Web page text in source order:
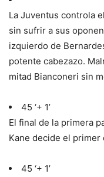
La Juventus controla
sin sufrir a sus
izquierdo de
potente cabezazo.
mitad Bianconeri sin
45 ‘+ 1’
El final de la primera
Kane decide el primer
45 ‘+ 1’